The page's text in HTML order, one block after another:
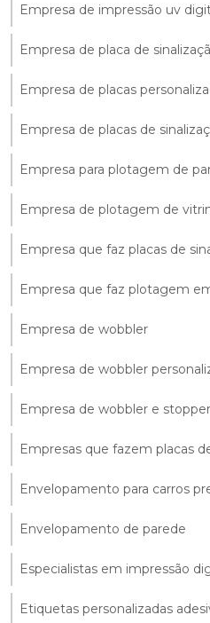
Empresa de impressão uv
Empresa de placa de
Empresa de placas
Empresa de placas de
Empresa para plotagem de
Empresa de plotagem de
Empresa que faz placas de
Empresa que faz plotagem
Empresa de wobbler
Empresa de wobbler
Empresa de wobbler e stopper
Empresas que fazem placas
Envelopamento para carros
Envelopamento de parede
Especialistas em impressão
Etiquetas personalizadas